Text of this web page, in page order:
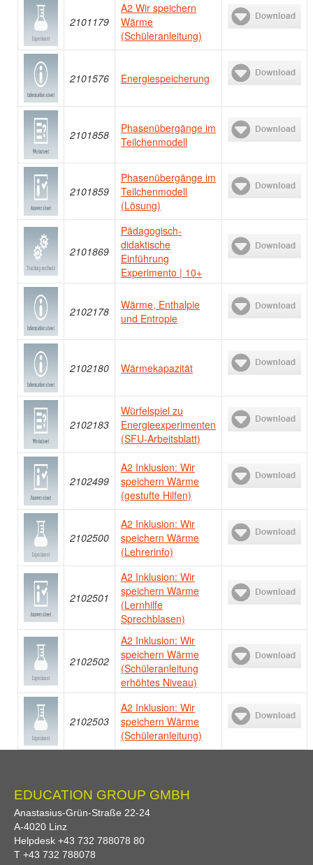
2101179
A2 Wir speichern
Wärme
(Schüleranleitung)
2101576 Energiespeicherung
2101858
Phasenübergänge im
Teilchenmodell
2101859
Phasenübergänge im
Teilchenmodell
(Lösung)
2101869
Pädagogisch-
didaktische
Einführung
Experimento | 10+
2102178
Wärme, Enthalpie
und Entropie
2102180 Wärmekapazität
2102183
Würfelspiel zu
Energieexperimenten
(SFU-Arbeitsblatt)
2102499
A2 Inklusion: Wir
speichern Wärme
(gestufte Hilfen)
2102500
A2 Inklusion: Wir
speichern Wärme
(Lehrerinfo)
2102501
A2 Inklusion: Wir
speichern Wärme
(Lernhilfe
Sprechblasen)
2102502
A2 Inklusion: Wir
speichern Wärme
(Schüleranleitung
erhöhtes Niveau)
2102503
A2 Inklusion: Wir
speichern Wärme
(Schüleranleitung)
EDUCATION GROUP GMBH
Anastasius-Grün-Straße 22-24
A-4020 Linz
Helpdesk +43 732 788078 80
T +43 732 788078